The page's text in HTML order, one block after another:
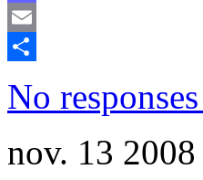
Mastodon
Email
No
nov. 13 2008